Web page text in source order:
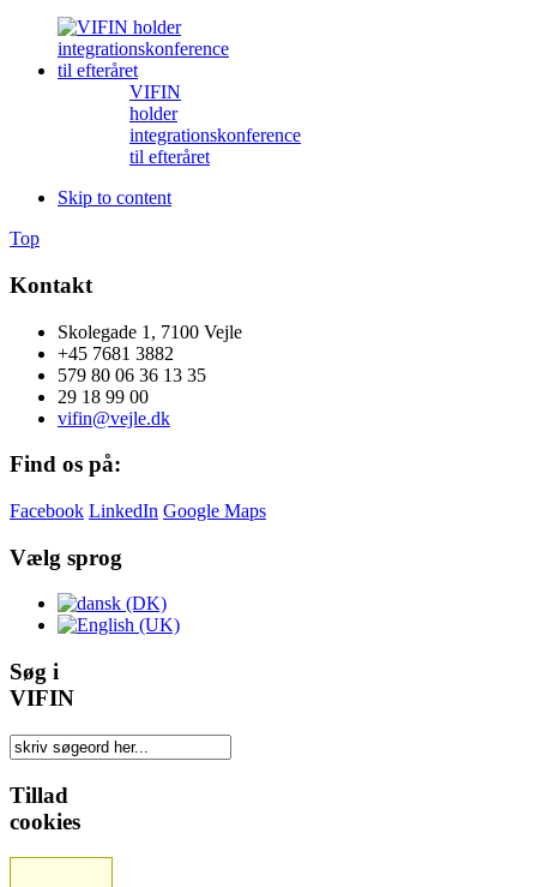
VIFIN
holder
integrationskonference
til efteråret
Skip to content
Top
Kontakt
Skolegade 1, 7100 Vejle
+45 7681 3882
579 80 06 36 13 35
29 18 99 00
vifin@vejle.dk
Find os på:
Facebook LinkedIn Google Maps
Vælg sprog
Søg i
VIFIN
Tillad
cookies